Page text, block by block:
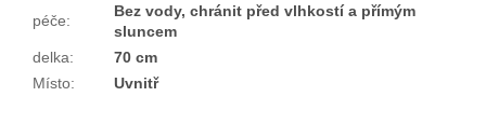
péče:
Bez vody, chránit před vlhkostí a přímým
sluncem
delka:
70 cm
Místo: Uvnitř